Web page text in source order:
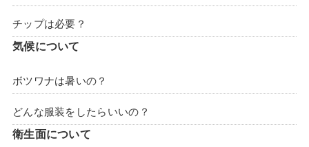
チップは必要？
気候について
ボツワナは暑いの？
どんな服装をしたらいいの？
衛生面について